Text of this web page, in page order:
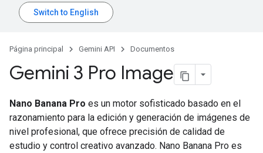
Página principal Gemini API Documentos
Gemini 3 Pro Image
Nano Banana Pro es un motor sofisticado basado en el
razonamiento para la edición y generación de imágenes de
nivel profesional, que ofrece precisión de calidad de
estudio y control creativo avanzado. Nano Banana Pro es